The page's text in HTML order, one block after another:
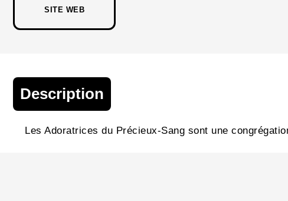
SITE WEB
Description
Les Adoratrices du Précieux-Sang sont une